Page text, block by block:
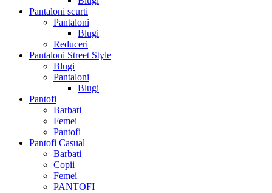
Pantaloni scurti
Pantaloni
Blugi
Reduceri
Pantaloni Street Style
Blugi
Pantaloni
Blugi
Pantofi
Barbati
Femei
Pantofi
Pantofi Casual
Barbati
Copii
Femei
PANTOFI